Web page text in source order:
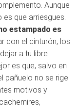
Aunque
que arriesgues.
estampado es
con el cinturón, los
a tu libre
es que, salvo en
pañuelo no se rige
motivos y